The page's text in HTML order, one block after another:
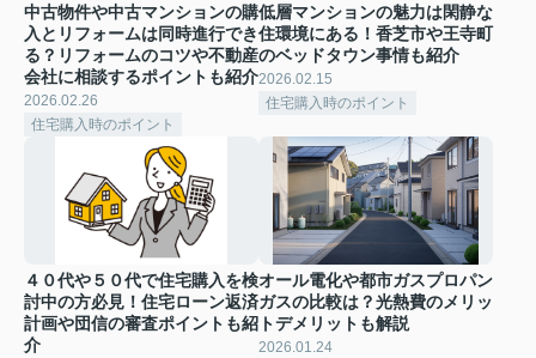
中古物件や中古マンションの購
入とリフォームは同時進行でき
る？リフォームのコツや不動産
会社に相談するポイントも紹介
2026.02.26
住宅購入時のポイント
低層マンションの魅力は閑静な
住環境にある！香芝市や王寺町
のベッドタウン事情も紹介
2026.02.15
住宅購入時のポイント
４０代や５０代で住宅購入を検
討中の方必見！住宅ローン返済
計画や団信の審査ポイントも紹
介
オール電化や都市ガスプロパン
ガスの比較は？光熱費のメリッ
トデメリットも解説
2026.01.24